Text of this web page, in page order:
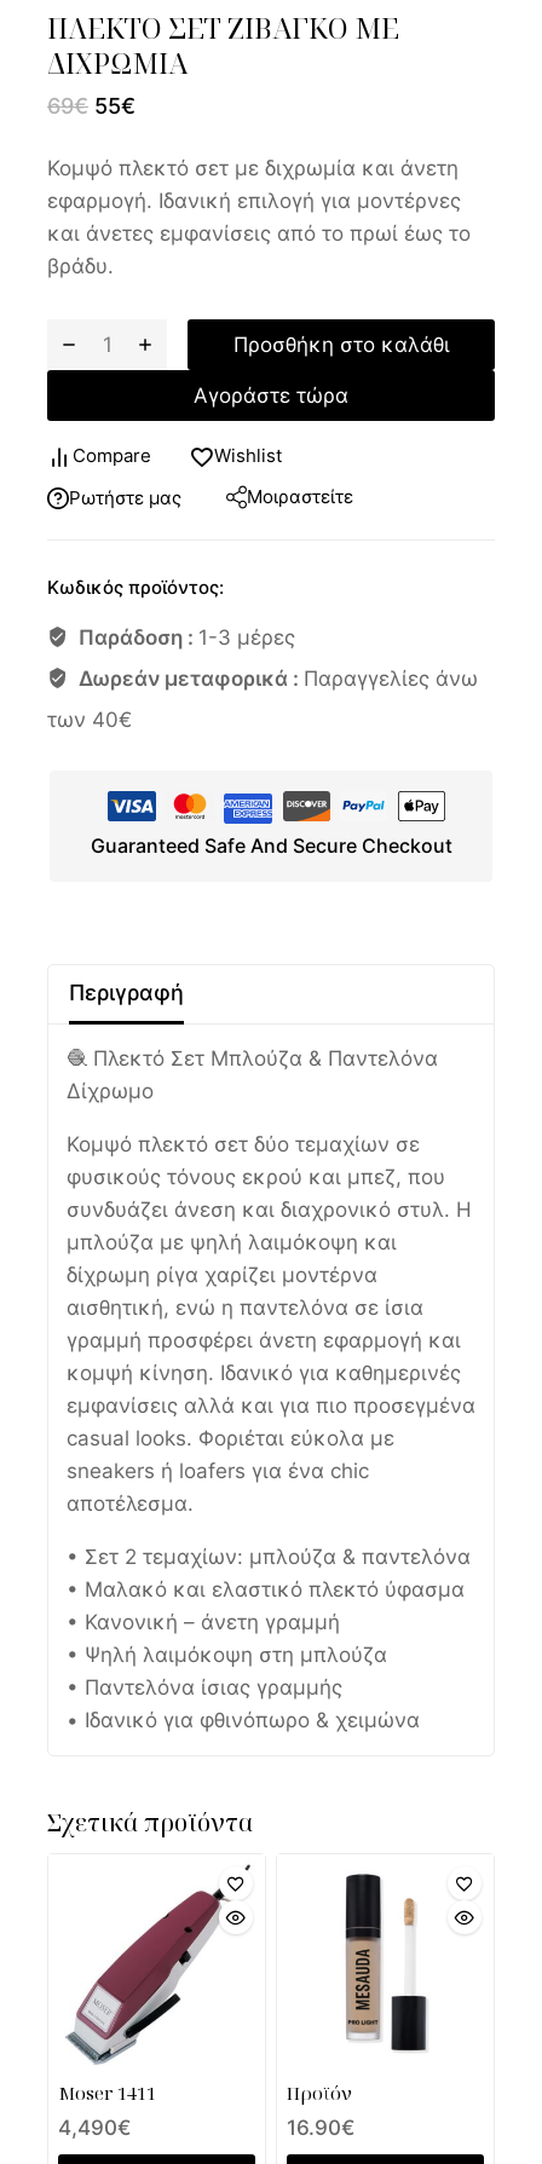
ΠΛΕΚΤΟ ΣΕΤ ΖΙΒΑΓΚΟ ΜΕ
ΔΙΧΡΩΜΙΑ
69€ 55€
Κομψό πλεκτό σετ με διχρωμία και άνετη
εφαρμογή. Ιδανική επιλογή για μοντέρνες
και άνετες εμφανίσεις από το πρωί έως το
βράδυ.
Προσθήκη στο καλάθι
Αγοράστε τώρα
Compare
Wishlist
Ρωτήστε μας
Μοιραστείτε
Κωδικός προϊόντος:
Παράδοση : 1-3 μέρες
Δωρεάν μεταφορικά : Παραγγελίες άνω
των 40€
Guaranteed Safe And Secure Checkout
Περιγραφή
🧶 Πλεκτό Σετ Μπλούζα & Παντελόνα
Δίχρωμο
Κομψό πλεκτό σετ δύο τεμαχίων σε
φυσικούς τόνους εκρού και μπεζ, που
συνδυάζει άνεση και διαχρονικό στυλ. Η
μπλούζα με ψηλή λαιμόκοψη και
δίχρωμη ρίγα χαρίζει μοντέρνα
αισθητική, ενώ η παντελόνα σε ίσια
γραμμή προσφέρει άνετη εφαρμογή και
κομψή κίνηση. Ιδανικό για καθημερινές
εμφανίσεις αλλά και για πιο προσεγμένα
casual looks. Φοριέται εύκολα με
sneakers ή loafers για ένα chic
αποτέλεσμα.
• Σετ 2 τεμαχίων: μπλούζα & παντελόνα
• Μαλακό και ελαστικό πλεκτό ύφασμα
• Κανονική – άνετη γραμμή
• Ψηλή λαιμόκοψη στη μπλούζα
• Παντελόνα ίσιας γραμμής
• Ιδανικό για φθινόπωρο & χειμώνα
Σχετικά προϊόντα
Moser 1411
4,490€
Προϊόν
16.90€